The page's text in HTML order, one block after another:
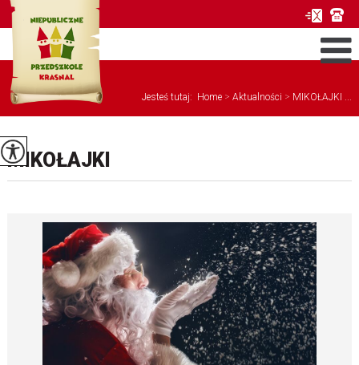
Jesteś tutaj: Home > Aktualności > MIKOŁAJKI ...
MIKOŁAJKI